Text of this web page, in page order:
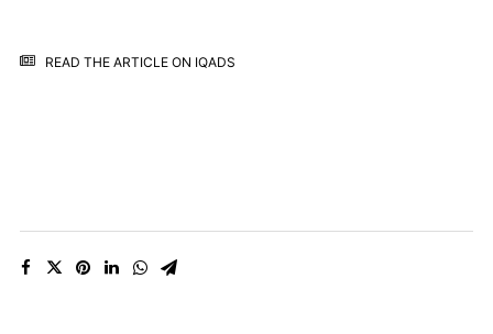
READ THE ARTICLE ON IQADS